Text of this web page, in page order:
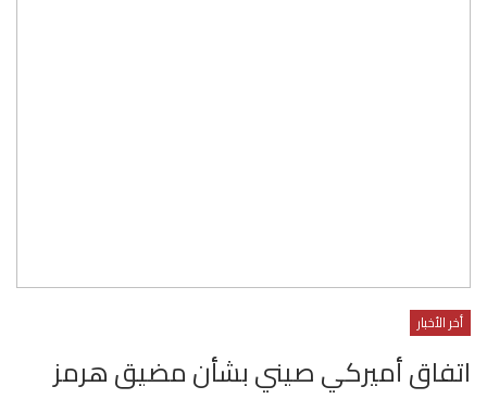
أخر الأخبار
اتفاق أميركي صيني بشأن مضيق هرمز